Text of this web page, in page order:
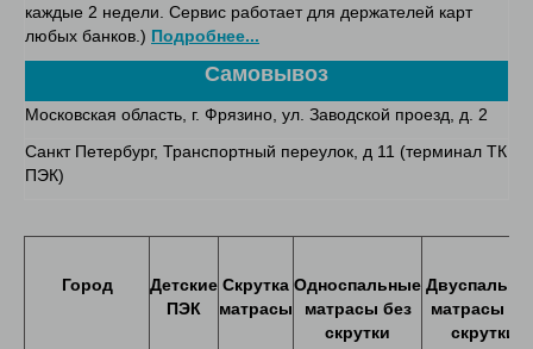
каждые 2 недели. Сервис работает для держателей карт
любых банков.) Подробнее...
Самовывоз
Московская область, г. Фрязино, ул. Заводской проезд, д. 2
Санкт Петербург, Транспортный переулок, д 11 (терминал ТК
ПЭК)
Город
Детские
ПЭК
Скрутка
матрасы
Односпальные
матрасы без
скрутки
матрасы
скрутки